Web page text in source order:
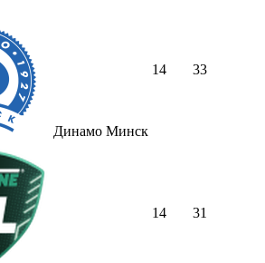
Динамо Минск
14 33
14 31